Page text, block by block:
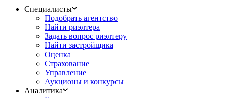
Специалисты
Подобрать агентство
Найти риэлтера
Задать вопрос риэлтеру
Найти застройщика
Оценка
Страхование
Управление
Аукционы и конкурсы
Аналитика